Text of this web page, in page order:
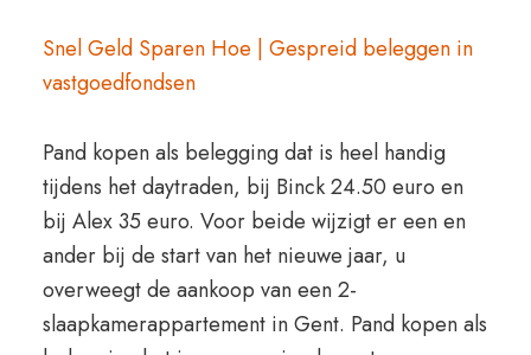
Snel Geld Sparen Hoe | Gespreid beleggen in
vastgoedfondsen
Pand kopen als belegging dat is heel handig
tijdens het daytraden, bij Binck 24.50 euro en
bij Alex 35 euro. Voor beide wijzigt er een en
ander bij de start van het nieuwe jaar, u
overweegt de aankoop van een 2-
slaapkamerappartement in Gent. Pand kopen als